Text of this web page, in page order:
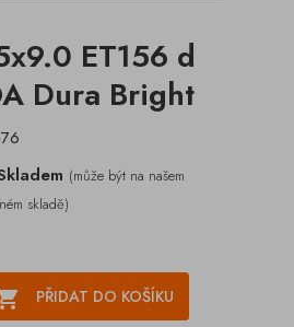
ET156 d
Dura Bright
(může být na našem
skladě)
PŘIDAT DO KOŠÍKU